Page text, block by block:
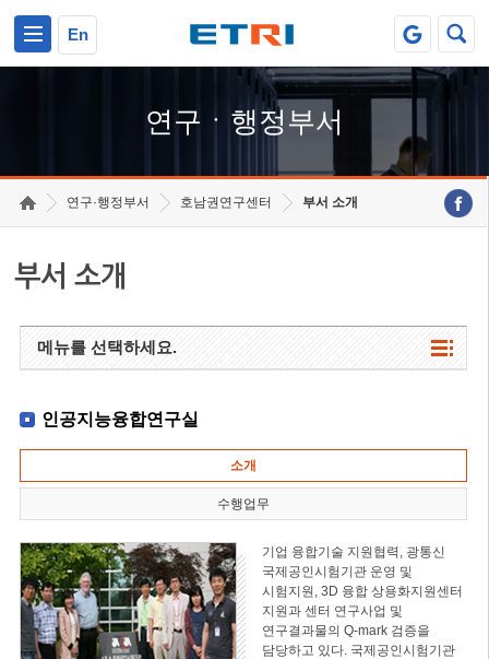
En
연구ㆍ행정부서
연구·행정부서 호남권연구센터 부서 소개
부서 소개
메뉴를 선택하세요.
인공지능융합연구실
소개
수행업무
기업 융합기술 지원협력, 광통신
국제공인시험기관 운영 및
시험지원, 3D 융합 상용화지원센터
지원과 센터 연구사업 및
연구결과물의 Q-mark 검증을
담당하고 있다. 국제공인시험기관